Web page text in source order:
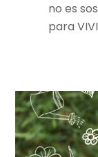
no es
para